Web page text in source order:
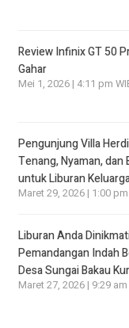
Review Infinix GT 50
Gahar
Mei 1, 2026 | 4:11 pm
Pengunjung Villa
Tenang, Nyaman, dan
untuk Liburan
Maret 29, 2026 | 1:00 pm
Liburan Anda
Pemandangan Indah
Desa Sungai Bakau
Maret 27, 2026 | 9:29 am